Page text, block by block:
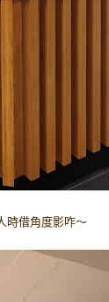
時借角度影咋～